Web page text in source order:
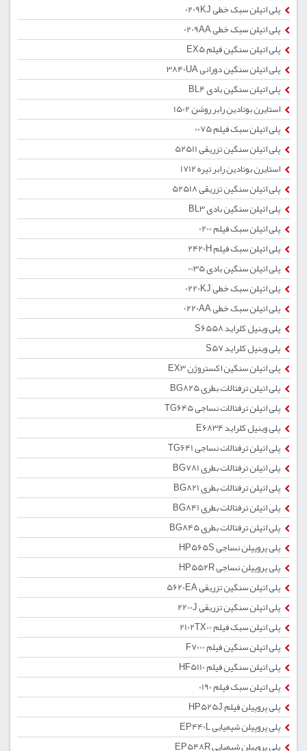
پلی اتیلن سبک خطی 0209KJ
پلی اتیلن سبک خطی 0209AA
پلی اتیلن سنگین فیلم EX5
پلی اتیلن سنگین دورانی 3840UA
پلی اتیلن سنگین بادی BL4
استایرن بوتادین رابر روشن 1502
پلی اتیلن سبک فیلم 0075
پلی اتیلن سنگین تزریقی 52511
استایرن بوتادین رابر تیره 1712
پلی اتیلن سنگین تزریقی 52518
پلی اتیلن سنگین بادی BL3
پلی اتیلن سبک فیلم 0200
پلی اتیلن سبک فیلم 2420H
پلی اتیلن سنگین بادی 0035
پلی اتیلن سبک خطی 0220KJ
پلی اتیلن سبک خطی 0220AA
پلی وینیل کلراید S6558
پلی وینیل کلراید S57
پلی اتیلن سنگین اکستروژن EX3
پلی اتیلن ترفتالات بطری BG825
پلی اتیلن ترفتالات نساجی TG645
پلی وینیل کلراید E6834
پلی اتیلن ترفتالات نساجی TG641
پلی اتیلن ترفتالات بطری BG781
پلی اتیلن ترفتالات بطری BG821
پلی اتیلن ترفتالات بطری BG841
پلی اتیلن ترفتالات بطری BG845
پلی پروپیلن نساجی HP565S
پلی پروپیلن نساجی HP552R
پلی اتیلن سنگین تزریقی 5620EA
پلی اتیلن سنگین تزریقی 2200J
پلی اتیلن سبک فیلم 2102TX00
پلی اتیلن سنگین فیلم F7000
پلی اتیلن سنگین فیلم HF5110
پلی اتیلن سبک فیلم 0190
پلی پروپیلن فیلم HP525J
پلی پروپیلن شیمیایی EP440L
پلی پروپیلن شیمیایی EP548R